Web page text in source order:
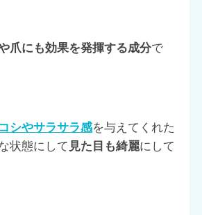
爪にも効果を発揮する成分で
シやサラサラ感を与えてくれた
状態にして 見た目も綺麗にして